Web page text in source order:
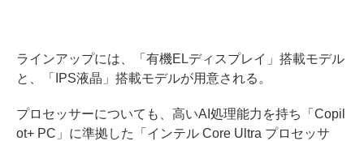
ラインアップには、「有機ELディスプレイ」搭載モデル
と、「IPS液晶」搭載モデルが用意される。
プロセッサーについても、高いAI処理能力を持ち「Copil
ot+ PC」に準拠した「インテル Core Ultra プロセッサ